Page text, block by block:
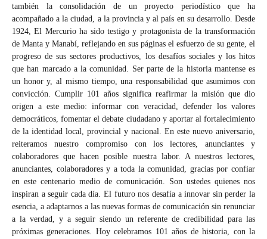
también la consolidación de un proyecto periodístico que ha
acompañado a la ciudad, a la provincia y al país en su desarrollo. Desde
1924, El Mercurio ha sido testigo y protagonista de la transformación
de Manta y Manabí, reflejando en sus páginas el esfuerzo de su gente, el
progreso de sus sectores productivos, los desafíos sociales y los hitos
que han marcado a la comunidad. Ser parte de la historia mantense es
un honor y, al mismo tiempo, una responsabilidad que asumimos con
convicción. Cumplir 101 años significa reafirmar la misión que dio
origen a este medio: informar con veracidad, defender los valores
democráticos, fomentar el debate ciudadano y aportar al fortalecimiento
de la identidad local, provincial y nacional. En este nuevo aniversario,
reiteramos nuestro compromiso con los lectores, anunciantes y
colaboradores que hacen posible nuestra labor. A nuestros lectores,
anunciantes, colaboradores y a toda la comunidad, gracias por confiar
en este centenario medio de comunicación. Son ustedes quienes nos
inspiran a seguir cada día. El futuro nos desafía a innovar sin perder la
esencia, a adaptarnos a las nuevas formas de comunicación sin renunciar
a la verdad, y a seguir siendo un referente de credibilidad para las
próximas generaciones. Hoy celebramos 101 años de historia, con la